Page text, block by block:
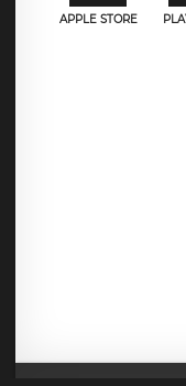
APPLE STORE